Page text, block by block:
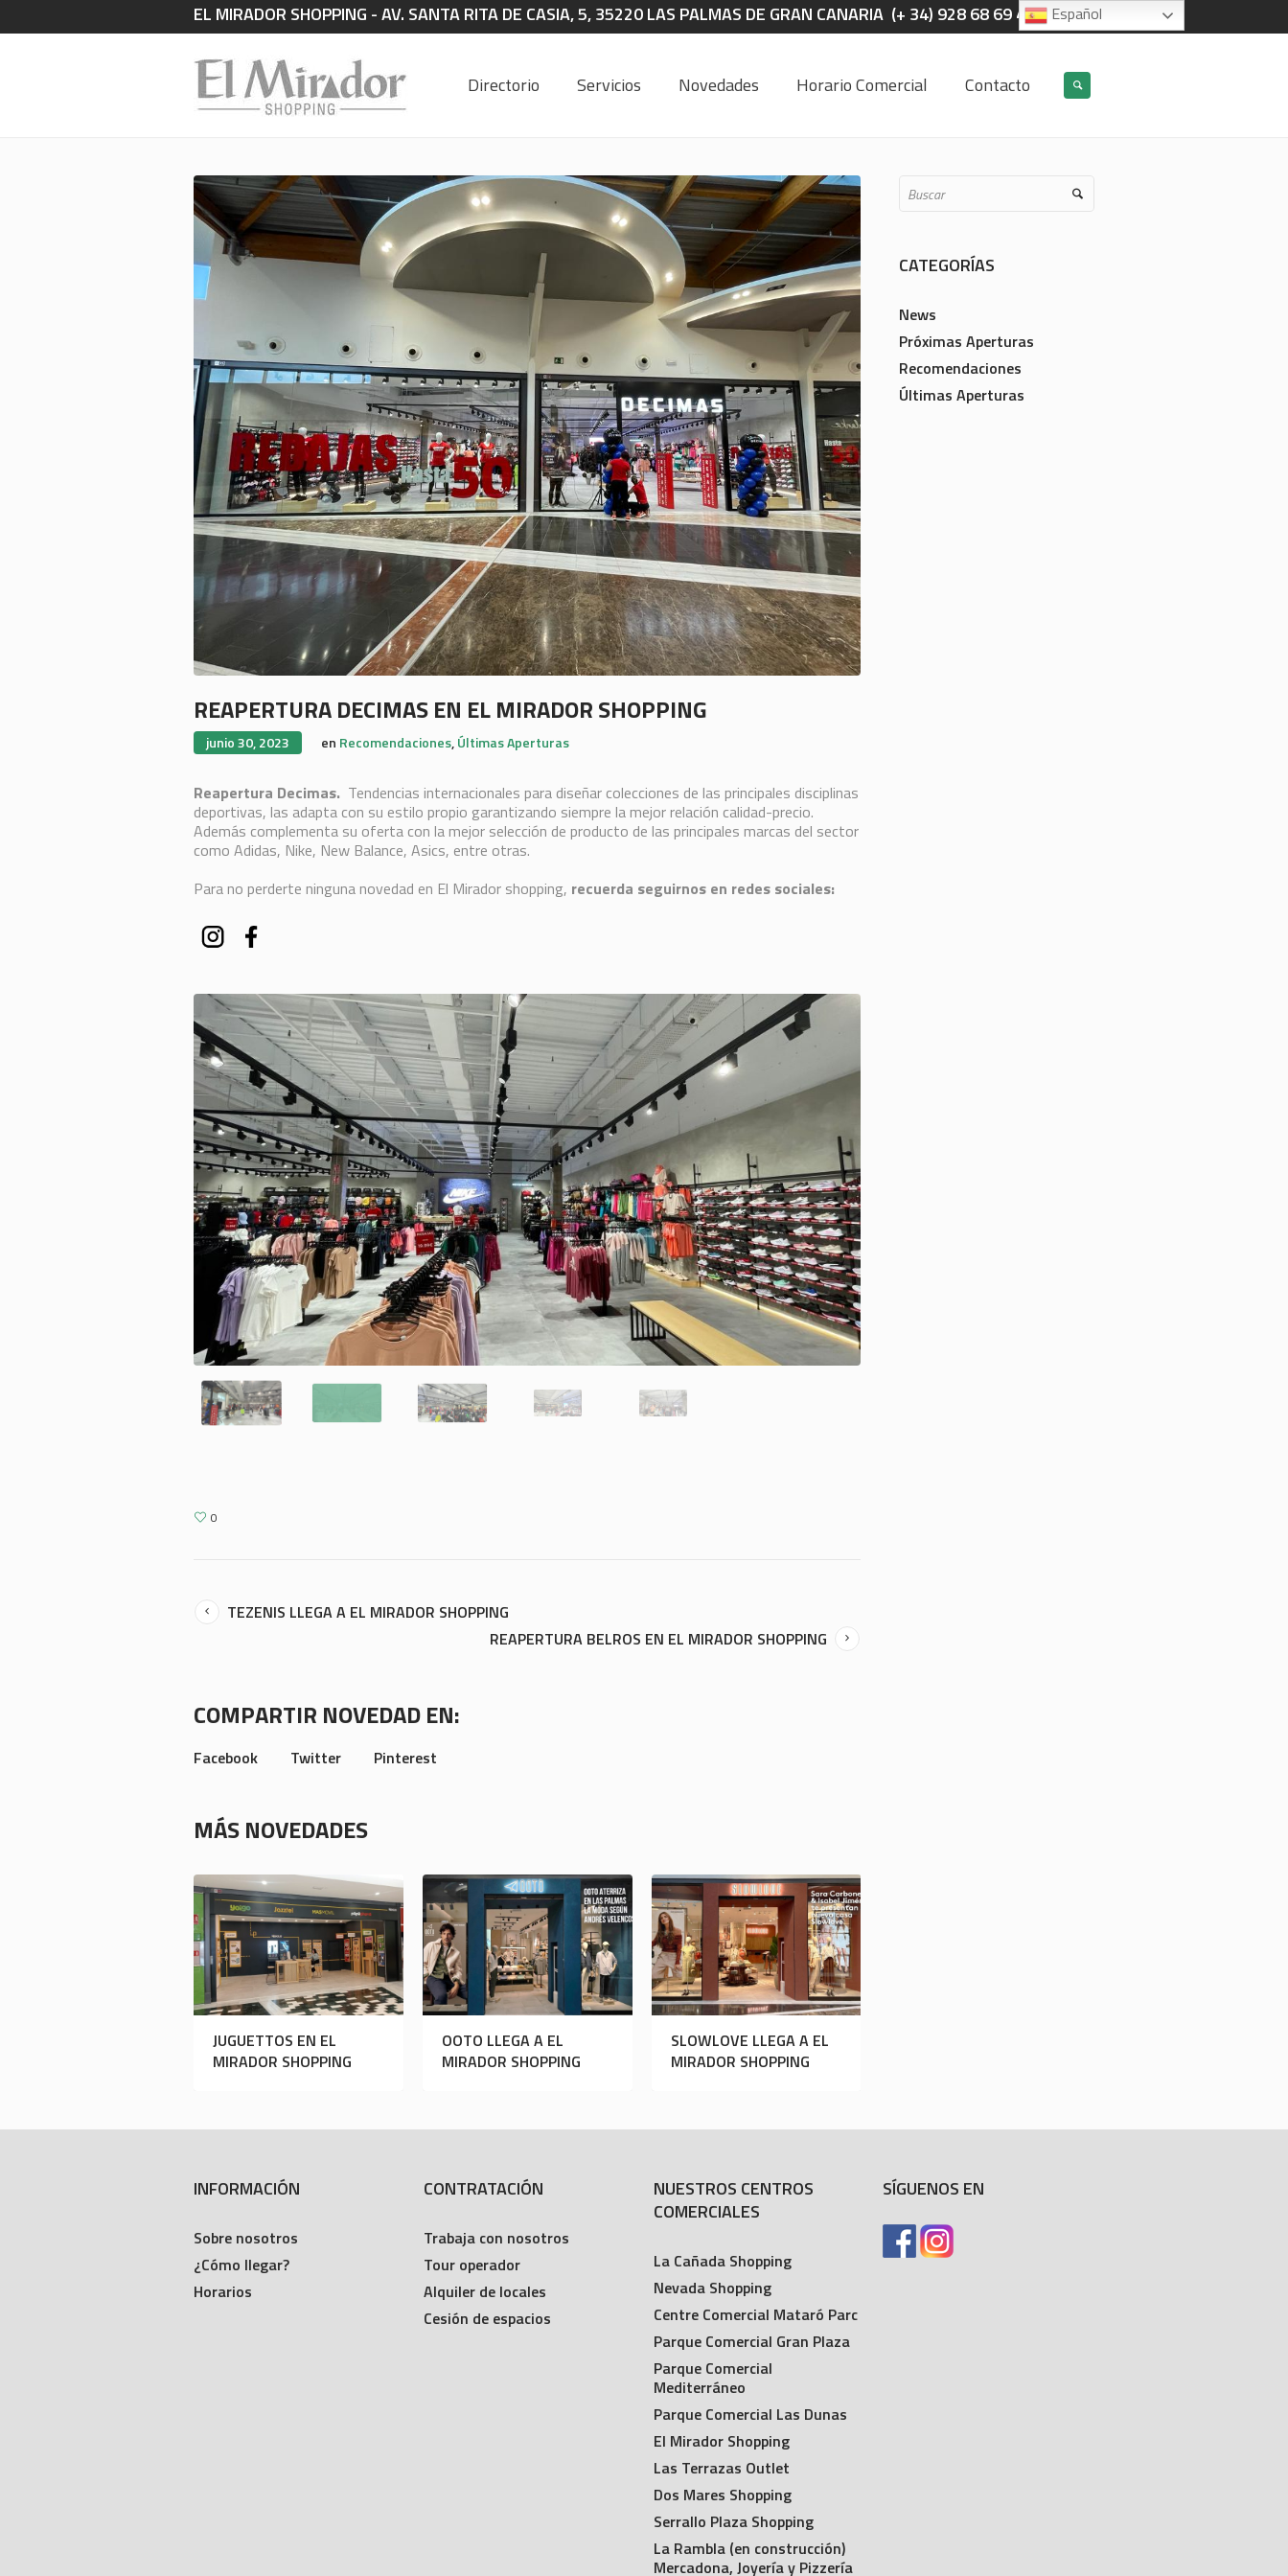
EL MIRADOR SHOPPING - AV. SANTA RITA DE CASIA, 5, 35220 LAS PALMAS DE GRAN CANARIA (+ 34) 928 68 69 40
Directorio Servicios Novedades Horario Comercial Contacto
REAPERTURA DECIMAS EN EL MIRADOR SHOPPING
junio 30, 2023 en Recomendaciones,Últimas Aperturas
Reapertura Decimas. Tendencias internacionales para diseñar colecciones de las principales disciplinas
deportivas, las adapta con su estilo propio garantizando siempre la mejor relación calidad-precio.
Además complementa su oferta con la mejor selección de producto de las principales marcas del sector
como Adidas, Nike, New Balance, Asics, entre otras.
Para no perderte ninguna novedad en El Mirador shopping, recuerda seguirnos en redes sociales:
0
TEZENIS LLEGA A EL MIRADOR SHOPPING
REAPERTURA BELROS EN EL MIRADOR SHOPPING
COMPARTIR NOVEDAD EN:
Facebook Twitter Pinterest
MÁS NOVEDADES
JUGUETTOS EN EL
MIRADOR SHOPPING
OOTO LLEGA A EL
MIRADOR SHOPPING
SLOWLOVE LLEGA A EL
MIRADOR SHOPPING
CATEGORÍAS
News
Próximas Aperturas
Recomendaciones
Últimas Aperturas
INFORMACIÓN
Sobre nosotros
¿Cómo llegar?
Horarios
CONTRATACIÓN
Trabaja con nosotros
Tour operador
Alquiler de locales
Cesión de espacios
NUESTROS CENTROS
COMERCIALES
La Cañada Shopping
Nevada Shopping
Centre Comercial Mataró Parc
Parque Comercial Gran Plaza
Parque Comercial
Mediterráneo
Parque Comercial Las Dunas
El Mirador Shopping
Las Terrazas Outlet
Dos Mares Shopping
Serrallo Plaza Shopping
La Rambla (en construcción)
Mercadona, Joyería y Pizzería
SÍGUENOS EN
Español